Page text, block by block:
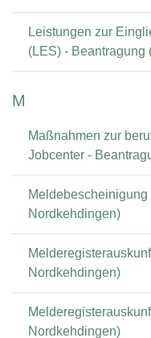
Leistungen zur
(LES) - Beantragung
M
Maßnahmen zur
Jobcenter -
Nordkehdingen)
Nordkehdingen)
Nordkehdingen)